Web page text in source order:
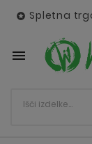
 Spletna
